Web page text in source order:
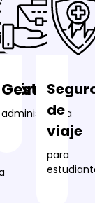
Gestión
administrativa
de
viaje
para